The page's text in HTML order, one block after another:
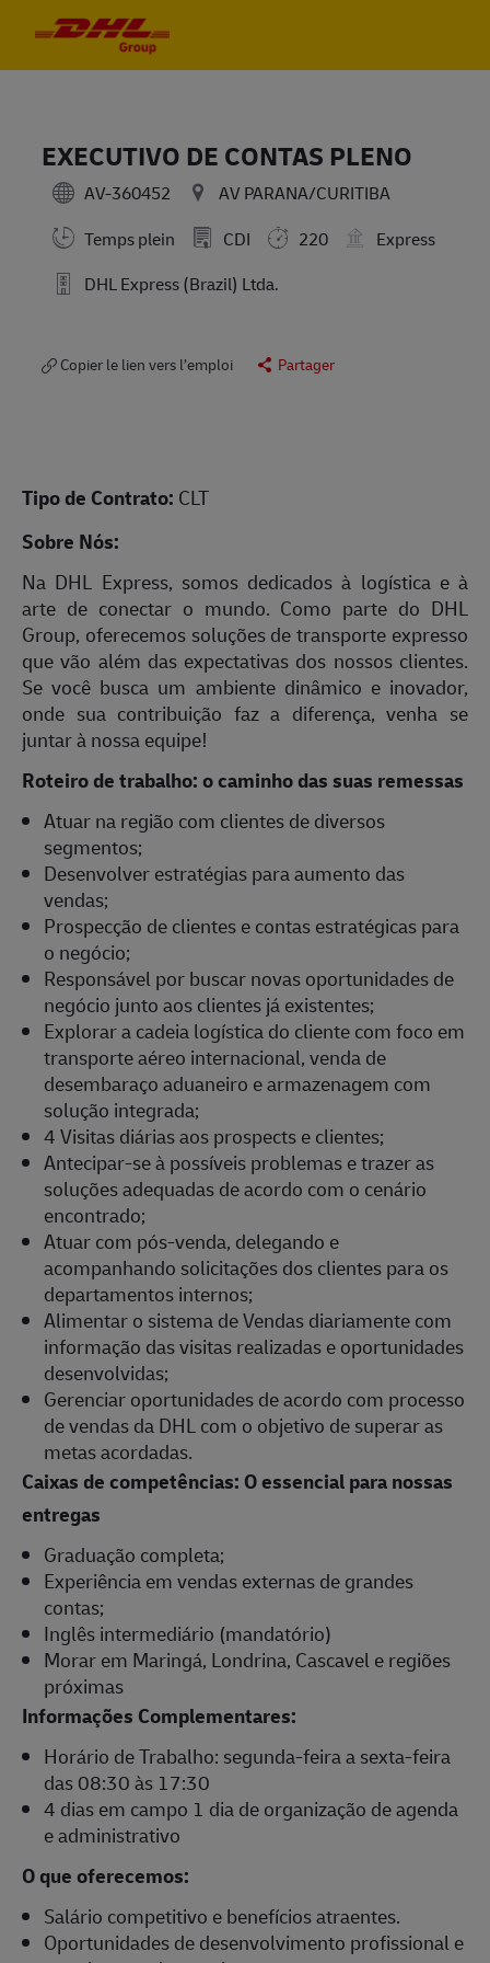
EXECUTIVO DE CONTAS PLENO
AV-360452
AV PARANA/CURITIBA
Temps plein
CDI 220
Express
DHL Express (Brazil) Ltda.
Copier le lien vers l’emploi Partager
Tipo de Contrato: CLT
Sobre Nós:
Na DHL Express, somos dedicados à logística e à
arte de conectar o mundo. Como parte do DHL
Group, oferecemos soluções de transporte expresso
que vão além das expectativas dos nossos clientes.
Se você busca um ambiente dinâmico e inovador,
onde sua contribuição faz a diferença, venha se
juntar à nossa equipe!
Roteiro de trabalho: o caminho das suas remessas
Atuar na região com clientes de diversos
segmentos;
Desenvolver estratégias para aumento das
vendas;
Prospecção de clientes e contas estratégicas para
o negócio;
Responsável por buscar novas oportunidades de
negócio junto aos clientes já existentes;
Explorar a cadeia logística do cliente com foco em
transporte aéreo internacional, venda de
desembaraço aduaneiro e armazenagem com
solução integrada;
4 Visitas diárias aos prospects e clientes;
Antecipar-se à possíveis problemas e trazer as
soluções adequadas de acordo com o cenário
encontrado;
Atuar com pós-venda, delegando e
acompanhando solicitações dos clientes para os
departamentos internos;
Alimentar o sistema de Vendas diariamente com
informação das visitas realizadas e oportunidades
desenvolvidas;
Gerenciar oportunidades de acordo com processo
de vendas da DHL com o objetivo de superar as
metas acordadas.
Caixas de competências: O essencial para nossas
entregas
Graduação completa;
Experiência em vendas externas de grandes
contas;
Inglês intermediário (mandatório)
Morar em Maringá, Londrina, Cascavel e regiões
próximas
Informações Complementares:
Horário de Trabalho: segunda-feira a sexta-feira
das 08:30 às 17:30
4 dias em campo 1 dia de organização de agenda
e administrativo
O que oferecemos:
Salário competitivo e benefícios atraentes.
Oportunidades de desenvolvimento profissional e